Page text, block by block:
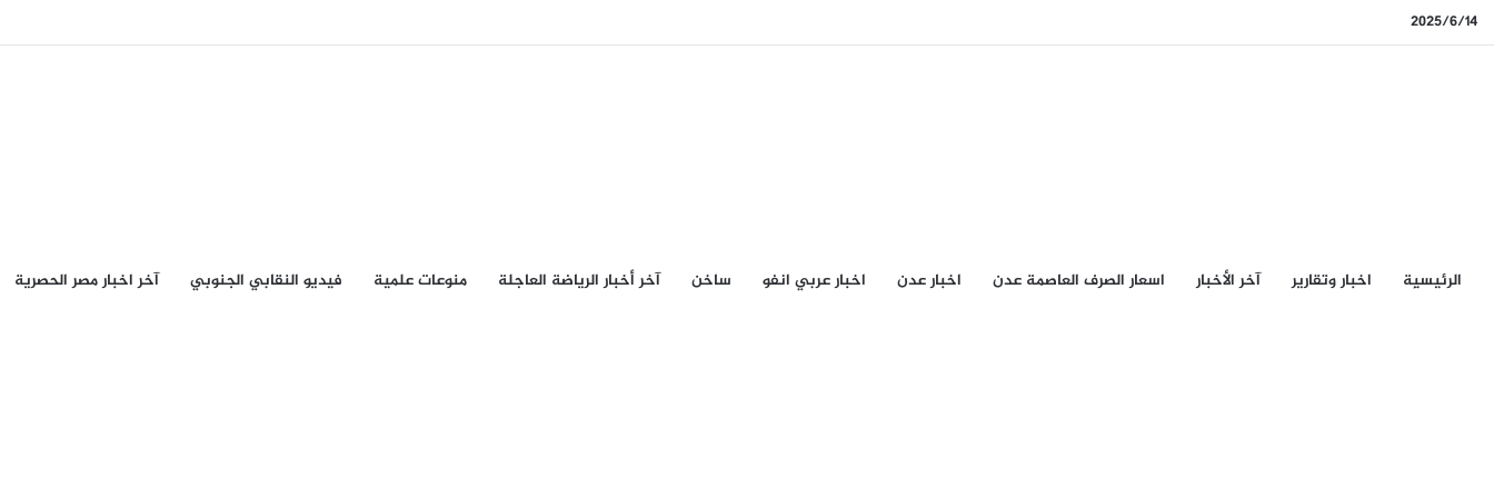
2025/6/14
الرئيسيِة اخبار وتقارير آخر الأخبار اسعار الصرف العاصمة عدن اخبار عدن اخبار عربي انفو ساخن آخر أخبار الرياضة العاجلة منوعات علمية فيديو النقابي الجنوبي آخر اخبار مصر الحصرية
الرئيسيِة لحج نيوز